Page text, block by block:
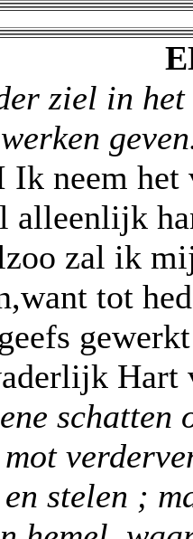
ziel in
Ik neem het
alleenlijk
zal ik
tot
Hart
schatten
stelen ;